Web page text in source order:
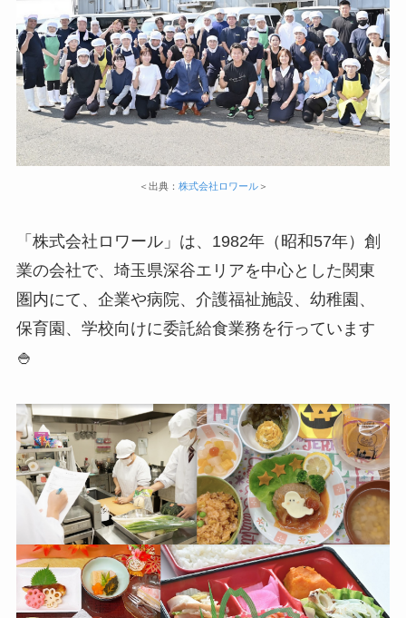
＜出典： 株式会社ロワール＞
「株式会社ロワール」は、1982年（昭和57年）創
業の会社で、埼玉県深谷エリアを中心とした関東
圏内にて、企業や病院、介護福祉施設、幼稚園、
保育園、学校向けに委託給食業務を行っています
🍚